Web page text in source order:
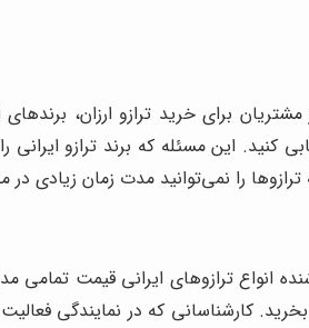
برای خرید ترازو ارزان، برندهای
کنید. این مسئله که برند ترازو
را نمی‌توانید مدت زمان زیادی
انواع ترازوهای ایرانی قیمت
کارشناسانی که در نمایندگی فعالیت